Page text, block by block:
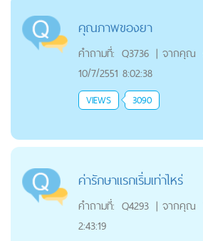
คุณภาพของยา
คำถามที่: Q3736 | จากคุณ
10/7/2551 8:02:38
VIEWS 3090
ค่ารักษาแรกเริ่มเท่าไหร่
คำถามที่: Q4293 | จากคุณ
2:43:19